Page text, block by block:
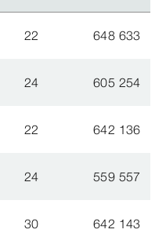
22 648 633
24 605 254
22 642 136
24 559 557
30 642 143